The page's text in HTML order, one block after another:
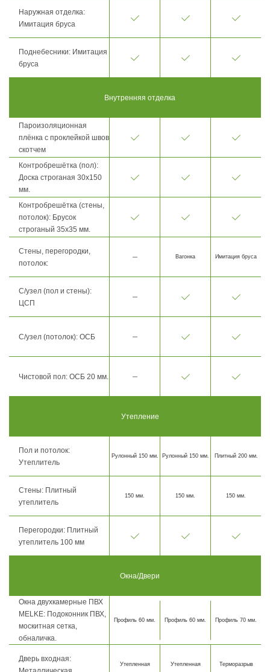
Наружная отделка:
Имитация бруса
Поднебесники: Имитация
бруса
Внутренняя отделка
Пароизоляционная
плёнка с проклейкой швов
скотчем
Контробрешётка (пол):
Доска строганая 30х150
мм.
Контробрешётка (стены,
потолок): Брусок
строганый 35х35 мм.
Стены, перегородки,
потолок:
Вагонка Имитация бруса
С/узел (пол и стены):
ЦСП
С/узел (потолок): ОСБ
Чистовой пол: ОСБ 20 мм.
Утепление
Пол и потолок:
Утеплитель
Рулонный 150 мм. Рулонный 150 мм. Плитный 200 мм.
Стены: Плитный
утеплитель
150 мм. 150 мм. 150 мм.
Перегородки: Плитный
утеплитель 100 мм
Окна/Двери
Окна двухкамерные ПВХ
MELKE: Подоконник ПВХ,
москитная сетка,
обналичка.
Профиль 60 мм. Профиль 60 мм. Профиль 70 мм.
Дверь входная:
Утепленная Утепленная Терморазрыв